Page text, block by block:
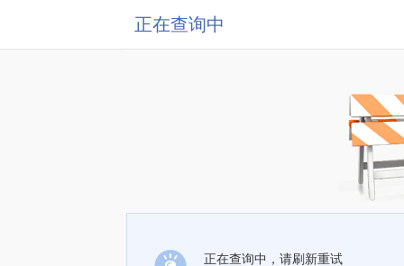
正在查询中
正在查询中，请刷新重试